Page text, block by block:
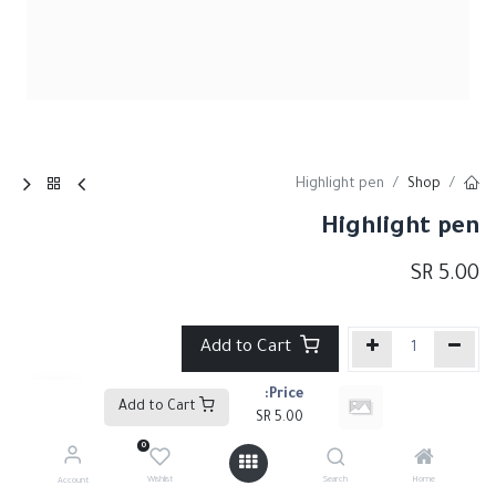
Price:
5.00
Home
Search
0
Wishlist
Account
Shop
Highlight pen
Highlight pen
5.00
Add to Cart
إضافة إلى قائمة الأمنيات